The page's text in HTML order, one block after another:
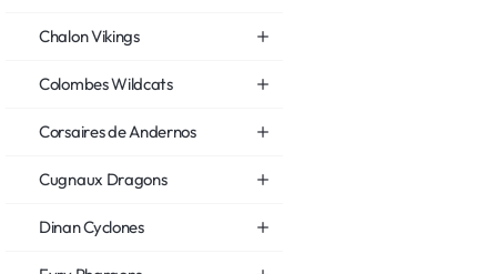
Chalon Vikings
Colombes Wildcats
Corsaires de Andernos
Cugnaux Dragons
Dinan Cyclones